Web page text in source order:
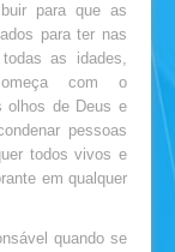
para que as
para ter nas
as idades,
com o
olhos de Deus e
pessoas
todos vivos e
em qualquer
quando se